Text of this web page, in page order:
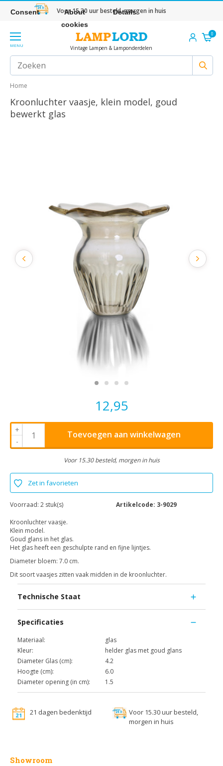
Voor 15.30 uur besteld, morgen in huis
MENU Vintage Lampen & Lamponderdelen
0
Home
Kroonluchter vaasje, klein model, goud
bewerkt glas
12,95
+
-
Toevoegen aan winkelwagen
Voor 15.30 besteld, morgen in huis
Zet in favorieten
Voorraad: 2 stuk(s) Artikelcode: 3-9029
Kroonluchter vaasje.
Klein model.
Goud glans in het glas.
Het glas heeft een geschulpte rand en fijne lijntjes.
Diameter bloem: 7.0 cm.
Dit soort vaasjes zitten vaak midden in de kroonluchter.
Technische Staat
Specificaties
Materiaal:
glas
Kleur:
helder glas met goud glans
Diameter Glas (cm):
4.2
Hoogte (cm):
6.0
Diameter opening (in cm):
1.5
21 dagen bedenktijd
Voor 15.30 uur besteld,
morgen in huis
Showroom
Consent
About
cookies
Details